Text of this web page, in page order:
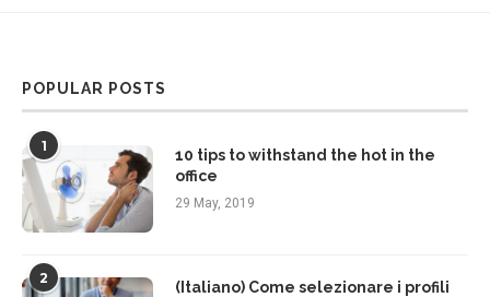
POPULAR POSTS
1
10 tips to withstand the hot in the
office
29 May, 2019
2
(Italiano) Come selezionare i profili